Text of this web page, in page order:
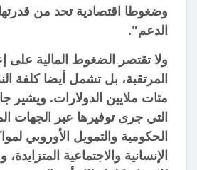
وضغوطا اقتصادية تحد من
الدعم".
ولا تقتصر الضغوط المالية على
المرتقبة، بل تشمل أيضا كلفة
مئات ملايين الدولارات. ويشير
التي جرى توفيرها عبر الجهات
الحكومية والتمويل الأوروبي
الإنسانية والاجتماعية